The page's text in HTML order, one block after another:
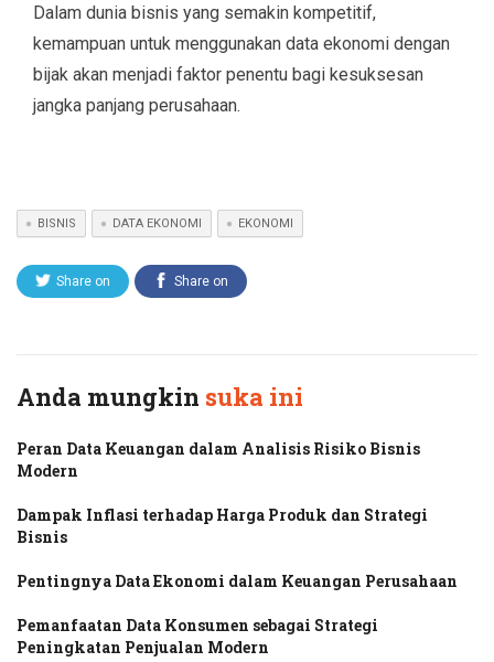
Dalam dunia bisnis yang semakin kompetitif,
kemampuan untuk menggunakan data ekonomi dengan
bijak akan menjadi faktor penentu bagi kesuksesan
jangka panjang perusahaan.
BISNIS DATA EKONOMI EKONOMI
Share on Share on
Anda mungkin suka ini
Peran Data Keuangan dalam Analisis Risiko Bisnis
Modern
Dampak Inflasi terhadap Harga Produk dan Strategi
Bisnis
Pentingnya Data Ekonomi dalam Keuangan Perusahaan
Pemanfaatan Data Konsumen sebagai Strategi
Peningkatan Penjualan Modern